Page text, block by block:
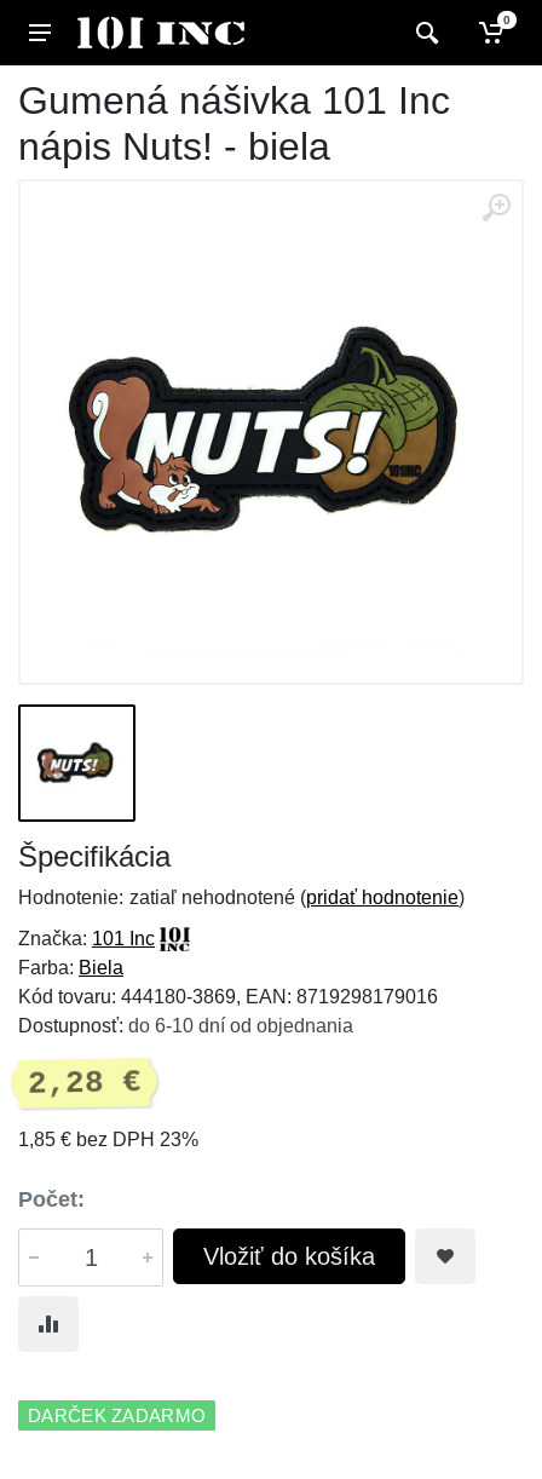
0
Gumená nášivka 101 Inc
nápis Nuts! - biela
Špecifikácia
Hodnotenie: zatiaľ nehodnotené (pridať hodnotenie)
Značka: 101 Inc
Farba: Biela
Kód tovaru: 444180-3869, EAN: 8719298179016
Dostupnosť: do 6-10 dní od objednania
2,28 €
1,85 € bez DPH 23%
Počet:
Vložiť do košíka
DARČEK ZADARMO